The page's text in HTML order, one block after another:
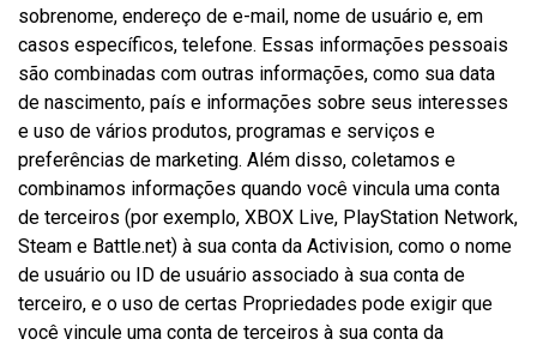
sobrenome, endereço de e-mail, nome de usuário e, em
casos específicos, telefone. Essas informações pessoais
são combinadas com outras informações, como sua data
de nascimento, país e informações sobre seus interesses
e uso de vários produtos, programas e serviços e
preferências de marketing. Além disso, coletamos e
combinamos informações quando você vincula uma conta
de terceiros (por exemplo, XBOX Live, PlayStation Network,
Steam e Battle.net) à sua conta da Activision, como o nome
de usuário ou ID de usuário associado à sua conta de
terceiro, e o uso de certas Propriedades pode exigir que
você vincule uma conta de terceiros à sua conta da